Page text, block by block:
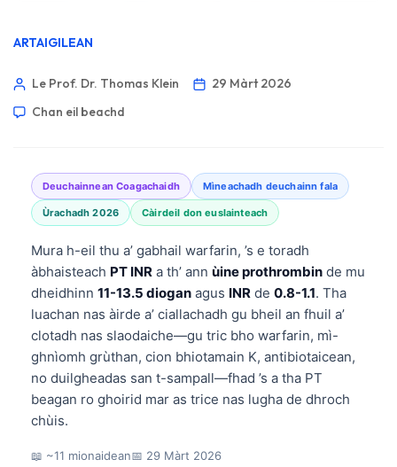
ARTAIGILEAN
Le Prof. Dr. Thomas Klein
29 Màrt 2026
Chan eil beachd
Deuchainnean Coagachaidh Mìneachadh deuchainn fala
Ùrachadh 2026 Càirdeil don euslainteach
Mura h-eil thu a’ gabhail warfarin, ’s e toradh
àbhaisteach PT INR a th’ ann ùine prothrombin de mu
dheidhinn 11-13.5 diogan agus INR de 0.8-1.1. Tha
luachan nas àirde a’ ciallachadh gu bheil an fhuil a’
clotadh nas slaodaiche—gu tric bho warfarin, mì-
ghnìomh grùthan, cion bhiotamain K, antibiotaicean,
no duilgheadas san t-sampall—fhad ’s a tha PT
beagan ro ghoirid mar as trice nas lugha de dhroch
chùis.
📖 ~11 mionaidean📅 29 Màrt 2026